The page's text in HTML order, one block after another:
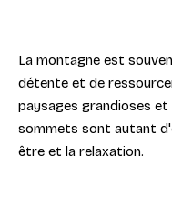
La montagne est
détente et de
paysages grandioses
sommets sont autant
être et la relaxation.